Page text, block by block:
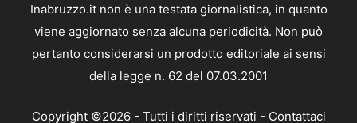
Inabruzzo.it non è una testata giornalistica, in quanto
viene aggiornato senza alcuna periodicità. Non può
pertanto considerarsi un prodotto editoriale ai sensi
della legge n. 62 del 07.03.2001
Copyright ©2026 - Tutti i diritti riservati - Contattaci